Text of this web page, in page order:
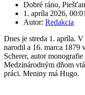
Dobré ráno,
1. apríla 2026, 00:01
Autor: Redakcia
Dnes je streda 1. apríla.
narodil a 16. marca 1879
Scherer, autor
Medzinárodným dňom
práci. Meniny má Hugo.